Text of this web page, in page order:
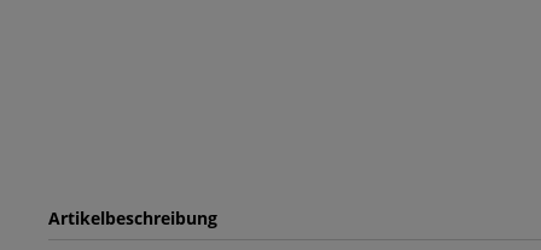
Artikelbeschreibung